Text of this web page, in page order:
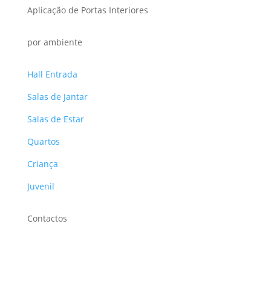
Aplicação de Portas Interiores
por ambiente
Hall Entrada
Salas de Jantar
Salas de Estar
Quartos
Criança
Juvenil
Contactos